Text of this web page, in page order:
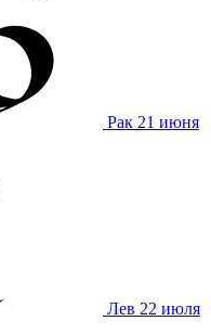
Рак 21 июня
Лев 22 июля